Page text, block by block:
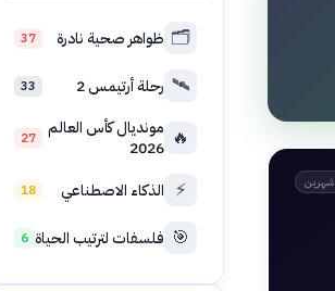
🗂️ ظواهر صحية نادرة 37
🛰️ رحلة أرتيمس 2 33
🔥 مونديال كأس العالم
2026
27
⚡ الذكاء الاصطناعي 18
🎯 فلسفات لترتيب الحياة 6